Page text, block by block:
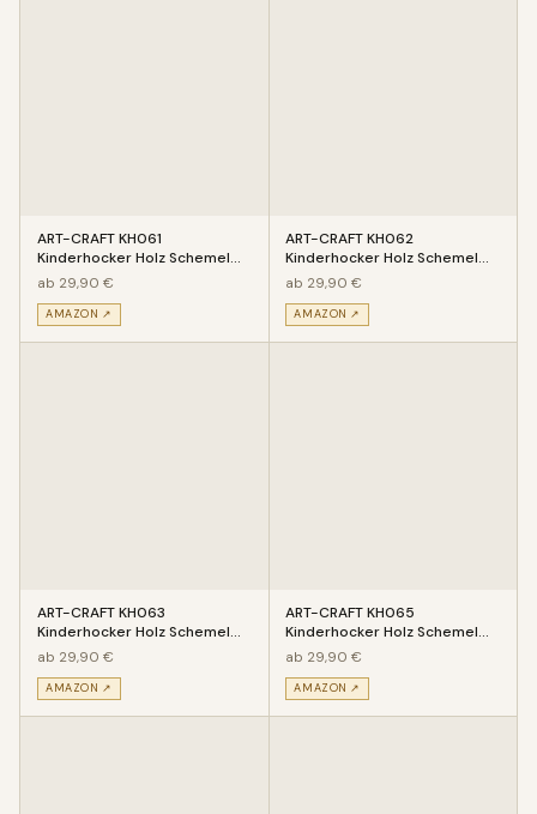
ART-CRAFT KH061
Kinderhocker Holz Schemel
mit Motiv Schaf bemalt und
ab 29,90 €
AMAZON ↗
ART-CRAFT KH062
Kinderhocker Holz Schemel
mit Motiv Krokodil bemalt und
ab 29,90 €
AMAZON ↗
ART-CRAFT KH063
Kinderhocker Holz Schemel
mit Motiv Seestern bemalt
ab 29,90 €
AMAZON ↗
ART-CRAFT KH065
Kinderhocker Holz Schemel
mit Motiv Krake bemalt und
ab 29,90 €
AMAZON ↗